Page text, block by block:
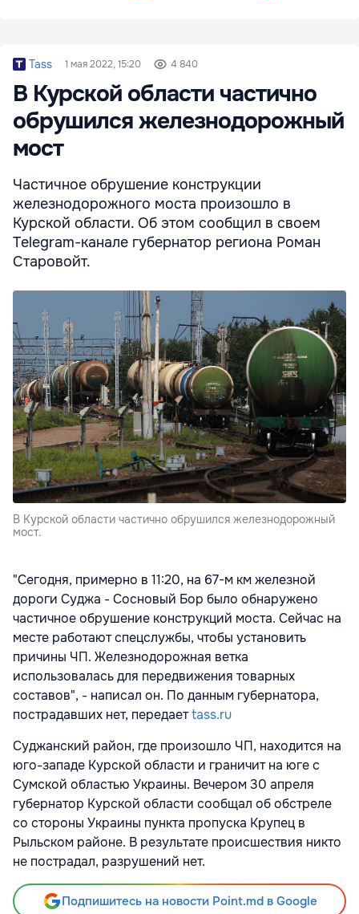
Tass 1 мая 2022, 15:20 4 840
В Курской области частично
обрушился железнодорожный
мост
Частичное обрушение конструкции
железнодорожного моста произошло в
Курской области. Об этом сообщил в своем
Telegram-канале губернатор региона Роман
Старовойт.
В Курской области частично обрушился железнодорожный
мост.
"Сегодня, примерно в 11:20, на 67-м км железной
дороги Суджа - Сосновый Бор было обнаружено
частичное обрушение конструкций моста. Сейчас на
месте работают спецслужбы, чтобы установить
причины ЧП. Железнодорожная ветка
использовалась для передвижения товарных
составов", - написал он. По данным губернатора,
пострадавших нет, передаетtass.ru
Суджанский район, где произошло ЧП, находится на
юго-западе Курской области и граничит на юге с
Сумской областью Украины. Вечером 30 апреля
губернатор Курской области сообщал об обстреле
со стороны Украины пункта пропуска Крупец в
Рыльском районе. В результате происшествия никто
не пострадал, разрушений нет.
Подпишитесь на новости Point.md в Google